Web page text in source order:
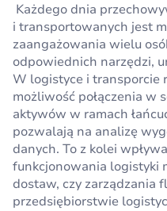
Każdego dnia
i transportowanych jest
zaangażowania wielu
odpowiednich narzędzi,
W logistyce i transporcie
możliwość połączenia w
aktywów w ramach
pozwalają na analizę
danych. To z kolei
funkcjonowania logistyki
dostaw, czy zarządzania
przedsiębiorstwie